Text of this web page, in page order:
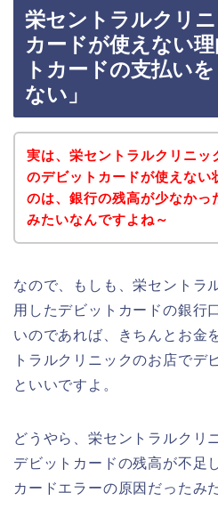
栄セントラルクリ
カードが使えない
トカードの支払い
ない」
実は、栄セントラルクリニッ
のデビットカードが使えない
のは、銀行の残高が少なかっ
みたいなんですよね～
なので、もしも、栄セントラ
用したデビットカードの銀行
いのであれば、きちんとお金
トラルクリニックのお店でデ
といいですよ。
どうやら、栄セントラルクリ
デビットカードの残高が不足
カードエラーの原因だったみ